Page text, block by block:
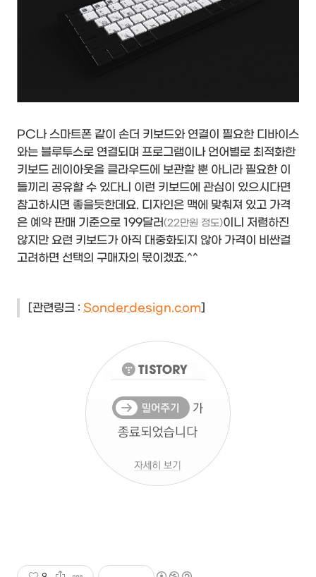
PC나 스마트폰 같이 손더 키보드와 연결이 필요한 디바이스
와는 블루투스로 연결되며 프로그램이나 언어별로 최적화한
키보드 레이아웃을 클라우드에 보관할 뿐 아니라 필요한 이
들끼리 공유할 수 있다니 이런 키보드에 관심이 있으시다면
참고하시면 좋을듯한데요. 디자인은 맥에 맞춰져 있고 가격
은 예약 판매 기준으로 199달러(22만원 정도)이니 저렴하진
않지만 요런 키보드가 아직 대중화되지 않아 가격이 비싼걸
고려하면 선택의 구매자의 몫이겠죠.^^
[관련링크 : Sonderdesign.com]